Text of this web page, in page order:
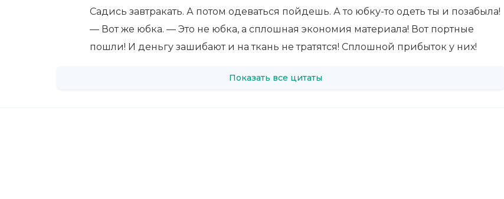
Садись завтракать. А потом одеваться пойдешь. А то юбку-то одеть ты и позабыла!
— Вот же юбка. — Это не юбка, а сплошная экономия материала! Вот портные
пошли! И деньгу зашибают и на ткань не тратятся! Сплошной прибыток у них!
Показать все цитаты